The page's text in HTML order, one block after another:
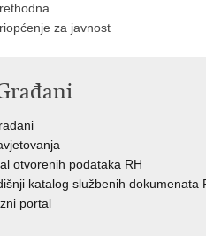
za javnost
otvorenih podataka RH
katalog službenih dokumenata
portal